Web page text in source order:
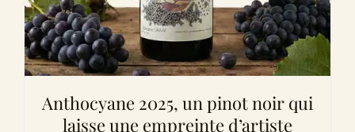
Anthocyane 2025, un pinot noir qui
laisse une empreinte d’artiste